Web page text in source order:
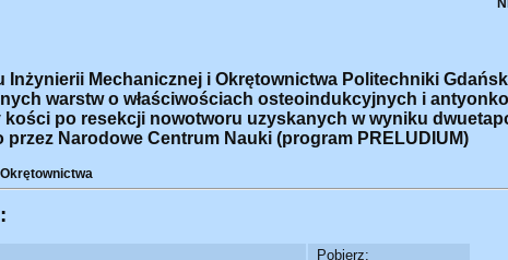
Inżynierii Mechanicznej i Okrętownictwa Politechniki
warstw o właściwościach osteoindukcyjnych i
po resekcji nowotworu uzyskanych w wyniku
Narodowe Centrum Nauki (program PRELUDIUM)
Pobierz: